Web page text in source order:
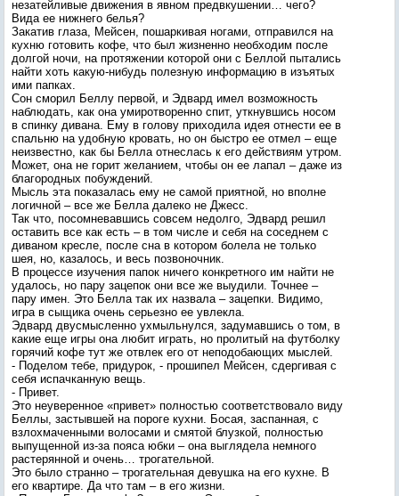
незатейливые движения в явном предвкушении… чего?
Вида ее нижнего белья?
Закатив глаза, Мейсен, пошаркивая ногами, отправился на
кухню готовить кофе, что был жизненно необходим после
долгой ночи, на протяжении которой они с Беллой пытались
найти хоть какую-нибудь полезную информацию в изъятых
ими папках.
Сон сморил Беллу первой, и Эдвард имел возможность
наблюдать, как она умиротворенно спит, уткнувшись носом
в спинку дивана. Ему в голову приходила идея отнести ее в
спальню на удобную кровать, но он быстро ее отмел – еще
неизвестно, как бы Белла отнеслась к его действиям утром.
Может, она не горит желанием, чтобы он ее лапал – даже из
благородных побуждений.
Мысль эта показалась ему не самой приятной, но вполне
логичной – все же Белла далеко не Джесс.
Так что, посомневавшись совсем недолго, Эдвард решил
оставить все как есть – в том числе и себя на соседнем с
диваном кресле, после сна в котором болела не только
шея, но, казалось, и весь позвоночник.
В процессе изучения папок ничего конкретного им найти не
удалось, но пару зацепок они все же выудили. Точнее –
пару имен. Это Белла так их назвала – зацепки. Видимо,
игра в сыщика очень серьезно ее увлекла.
Эдвард двусмысленно ухмыльнулся, задумавшись о том, в
какие еще игры она любит играть, но пролитый на футболку
горячий кофе тут же отвлек его от неподобающих мыслей.
- Поделом тебе, придурок, - прошипел Мейсен, сдергивая с
себя испачканную вещь.
- Привет.
Это неуверенное «привет» полностью соответствовало виду
Беллы, застывшей на пороге кухни. Босая, заспанная, с
взлохмаченными волосами и смятой блузкой, полностью
выпущенной из-за пояса юбки – она выглядела немного
растерянной и очень… трогательной.
Это было странно – трогательная девушка на его кухне. В
его квартире. Да что там – в его жизни.